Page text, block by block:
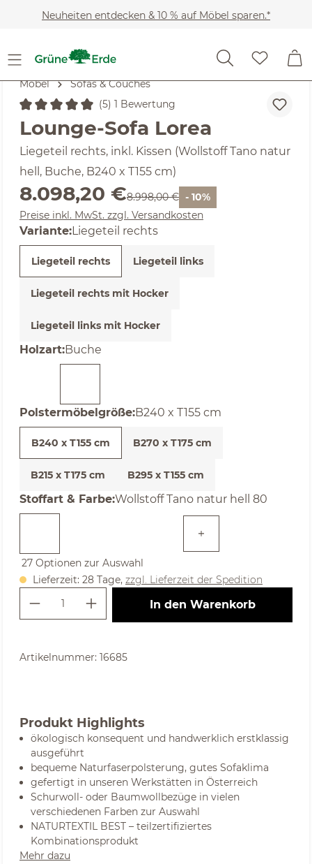
Zum Hauptinhalt springen
Neuheiten entdecken & 10 % auf Möbel sparen.*
Möbel Sofas & Couches
Durchschnittliche Bewertung von 5 von 5 Sternen
(5) 1 Bewertung
Lounge-Sofa Lorea
Liegeteil rechts, inkl. Kissen (Wollstoff Tano natur
hell, Buche, B240 x T155 cm)
Verkaufspreis:
8.098,20 €Regulärer Preis:
8.998,00 € - 10%
Preise inkl. MwSt. zzgl. Versandkosten
Variante:Liegeteil rechts
Liegeteil rechts Liegeteil links
Liegeteil rechts mit Hocker
Liegeteil links mit Hocker
Holzartauswählen
:Buche
Polstermöbelgrößeauswählen
:B240 x T155 cm
B240 x T155 cm B270 x T175 cm
B215 x T175 cm B295 x T155 cm
Stoffart & Farbeauswählen
:Wollstoff Tano natur hell 80
27 Optionen zur Auswahl
Lieferzeit: 28 Tage, zzgl. Lieferzeit der Spedition
Produkt Anzahl: Gib den
In den Warenkorb
Artikelnummer: 16685
Produkt Highlights
ökologisch konsequent und handwerklich erstklassig
ausgeführt
bequeme Naturfaserpolsterung, gutes Sofaklima
gefertigt in unseren Werkstätten in Österreich
Schurwoll- oder Baumwollbezüge in vielen
verschiedenen Farben zur Auswahl
NATURTEXTIL BEST – teilzertifiziertes
Kombinationsprodukt
Mehr dazu